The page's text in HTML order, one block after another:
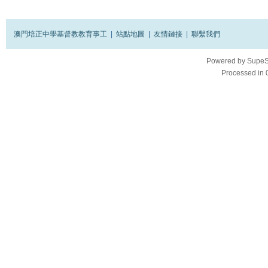
澳門培正中學基督教教育事工 站點地圖 友情鏈接 聯繫我們
Powered by
Processed in